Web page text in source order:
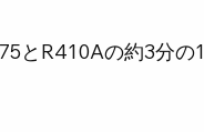
とR410Aの約3分の1